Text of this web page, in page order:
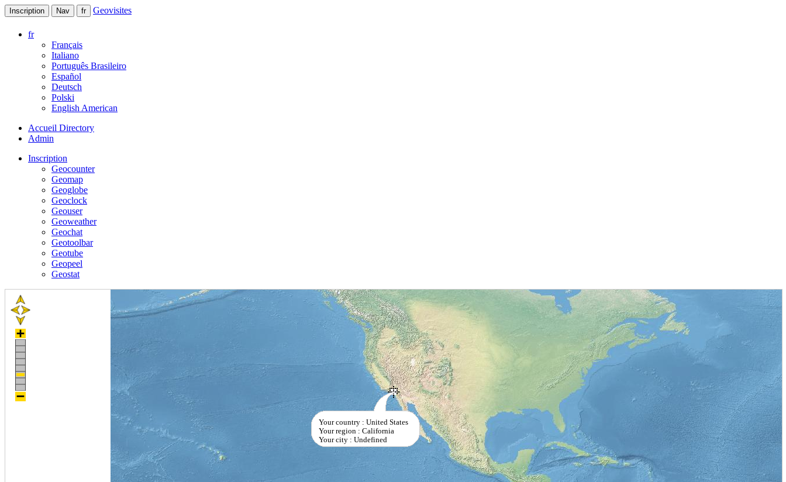
Inscription Nav fr Geovisites
fr
Français
Italiano
Português Brasileiro
Español
Deutsch
Polski
English American
Accueil Directory
Admin
Inscription
Geocounter
Geomap
Geoglobe
Geoclock
Geouser
Geoweather
Geochat
Geotoolbar
Geotube
Geopeel
Geostat
Your country : United States
Your region : California
Your city : Undefined